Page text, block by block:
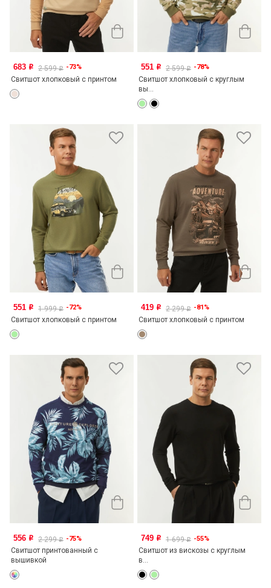
683 o 2 599o -73%
Свитшот хлопковый с принтом
551 o 2 599o -78%
Свитшот хлопковый с круглым
вы...
551 o 1 999o -72%
Свитшот хлопковый с принтом
419 o 2 299o -81%
Свитшот хлопковый с принтом
556 o 2 299o -75%
Свитшот принтованный с
вышивкой
749 o 1 699o -55%
Свитшот из вискозы с круглым
в...